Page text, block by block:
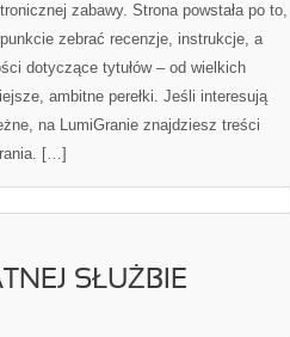
zabawy. Strona powstała po to,
zebrać recenzje, instrukcje, a
dotyczące tytułów – od wielkich
ambitne perełki. Jeśli interesują
na LumiGranie znajdziesz treści
[…]
SŁUŻBIE